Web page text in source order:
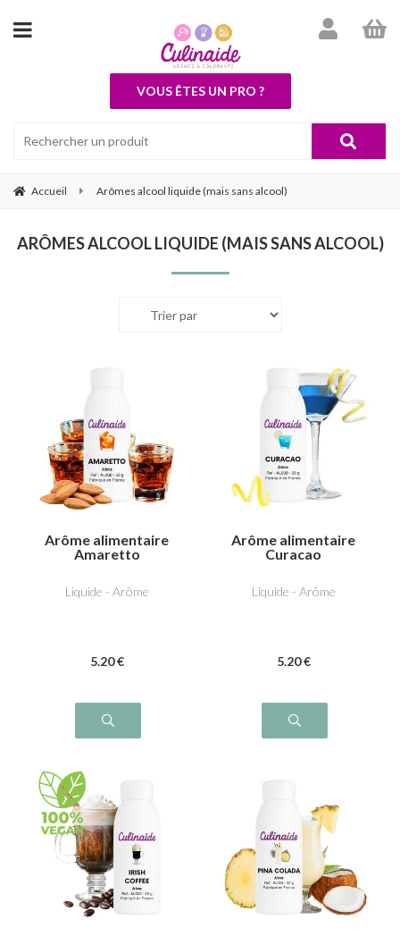
VOUS ÊTES UN PRO ?
Accueil Arômes alcool liquide (mais sans alcool)
ARÔMES ALCOOL LIQUIDE (MAIS SANS ALCOOL)
Arôme alimentaire
Amaretto
Liquide - Arôme
5.20 €
Arôme alimentaire
Curacao
Liquide - Arôme
5.20 €